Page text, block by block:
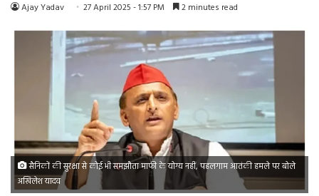
Ajay Yadav 27 April 2025 - 1:57 PM 2 minutes read
सैनिकों की सुरक्षा से कोई भी समझौता माफी के योग्य नहीं, पहलगाम आतंकी हमले पर बोले
अखिलेश यादव